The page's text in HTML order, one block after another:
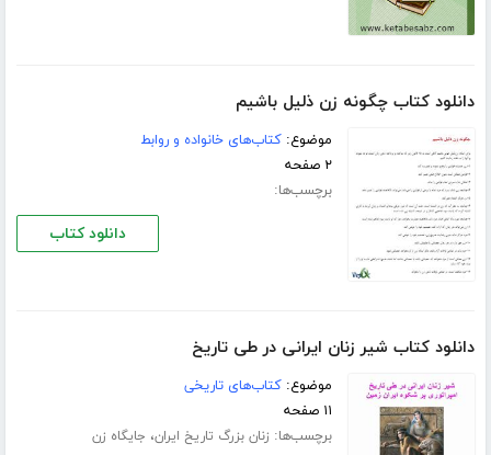
دانلود کتاب چگونه زن ذلیل باشیم
موضوع:کتاب‌های خانواده و روابط
۲ صفحه
برچسب‌ها:
دانلود کتاب
دانلود کتاب شیر زنان ایرانی در طی تاریخ
موضوع:کتاب‌های تاریخی
۱۱ صفحه
برچسب‌ها: زنان بزرگ تاریخ ایران، جایگاه زن